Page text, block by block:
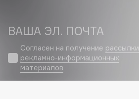
d'Alba
ВАША ЭЛ. ПОЧТА
Согласен на получение рассылки
рекламно-информационных
материалов